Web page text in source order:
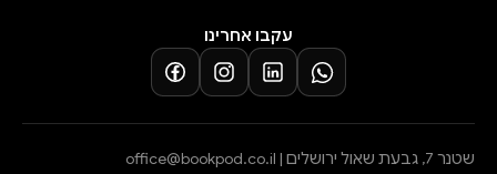
עקבו אחרינו
שטנר 7, גבעת שאול ירושלים | office@bookpod.co.il